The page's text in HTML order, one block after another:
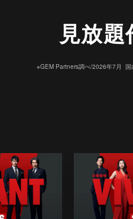
見放
※GEM Partners調べ/2026年7⽉ 国